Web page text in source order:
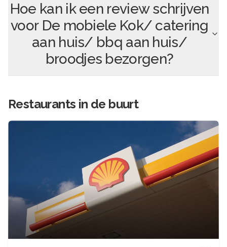
Hoe kan ik een review schrijven
voor De mobiele Kok/ catering
aan huis/ bbq aan huis/
broodjes bezorgen?
Restaurants in de buurt